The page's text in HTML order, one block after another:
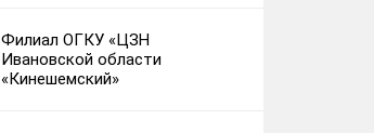
Филиал ОГКУ «ЦЗН
Ивановской области
«Кинешемский»